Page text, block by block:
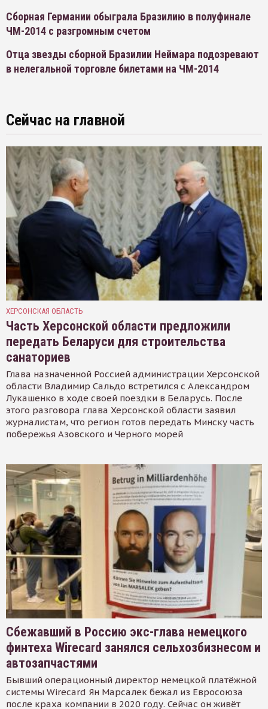
Сборная Германии обыграла Бразилию в полуфинале
ЧМ-2014 с разгромным счетом
Отца звезды сборной Бразилии Неймара подозревают
в нелегальной торговле билетами на ЧМ-2014
Сейчас на главной
ХЕРСОНСКАЯ ОБЛАСТЬ
Часть Херсонской области предложили
передать Беларуси для строительства
санаториев
Глава назначенной Россией администрации Херсонской
области Владимир Сальдо встретился с Александром
Лукашенко в ходе своей поездки в Беларусь. После
этого разговора глава Херсонской области заявил
журналистам, что регион готов передать Минску часть
побережья Азовского и Черного морей
Сбежавший в Россию экс-глава немецкого
финтеха Wirecard занялся сельхозбизнесом и
автозапчастями
Бывший операционный директор немецкой платёжной
системы Wirecard Ян Марсалек бежал из Евросоюза
после краха компании в 2020 году. Сейчас он живёт